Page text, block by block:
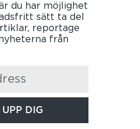
du har möjlighet
sätt ta del
reportage
från
DIG